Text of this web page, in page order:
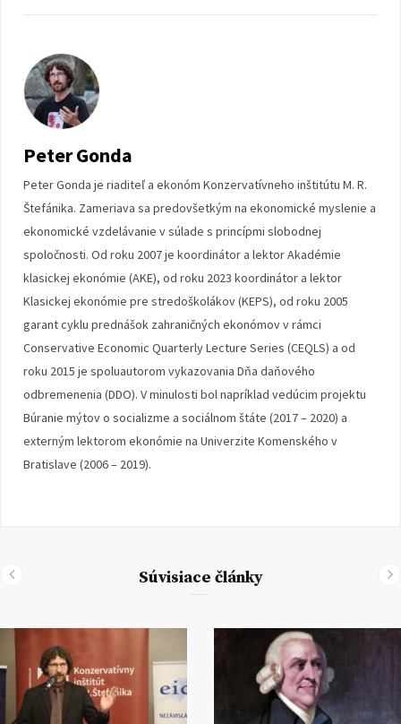
Peter Gonda
Peter Gonda je riaditeľ a ekonóm Konzervatívneho inštitútu M. R.
Štefánika. Zameriava sa predovšetkým na ekonomické myslenie a
ekonomické vzdelávanie v súlade s princípmi slobodnej
spoločnosti. Od roku 2007 je koordinátor a lektor Akadémie
klasickej ekonómie (AKE), od roku 2023 koordinátor a lektor
Klasickej ekonómie pre stredoškolákov (KEPS), od roku 2005
garant cyklu prednášok zahraničných ekonómov v rámci
Conservative Economic Quarterly Lecture Series (CEQLS) a od
roku 2015 je spoluautorom vykazovania Dňa daňového
odbremenenia (DDO). V minulosti bol napríklad vedúcim projektu
Búranie mýtov o socializme a sociálnom štáte (2017 – 2020) a
externým lektorom ekonómie na Univerzite Komenského v
Bratislave (2006 – 2019).
Súvisiace články